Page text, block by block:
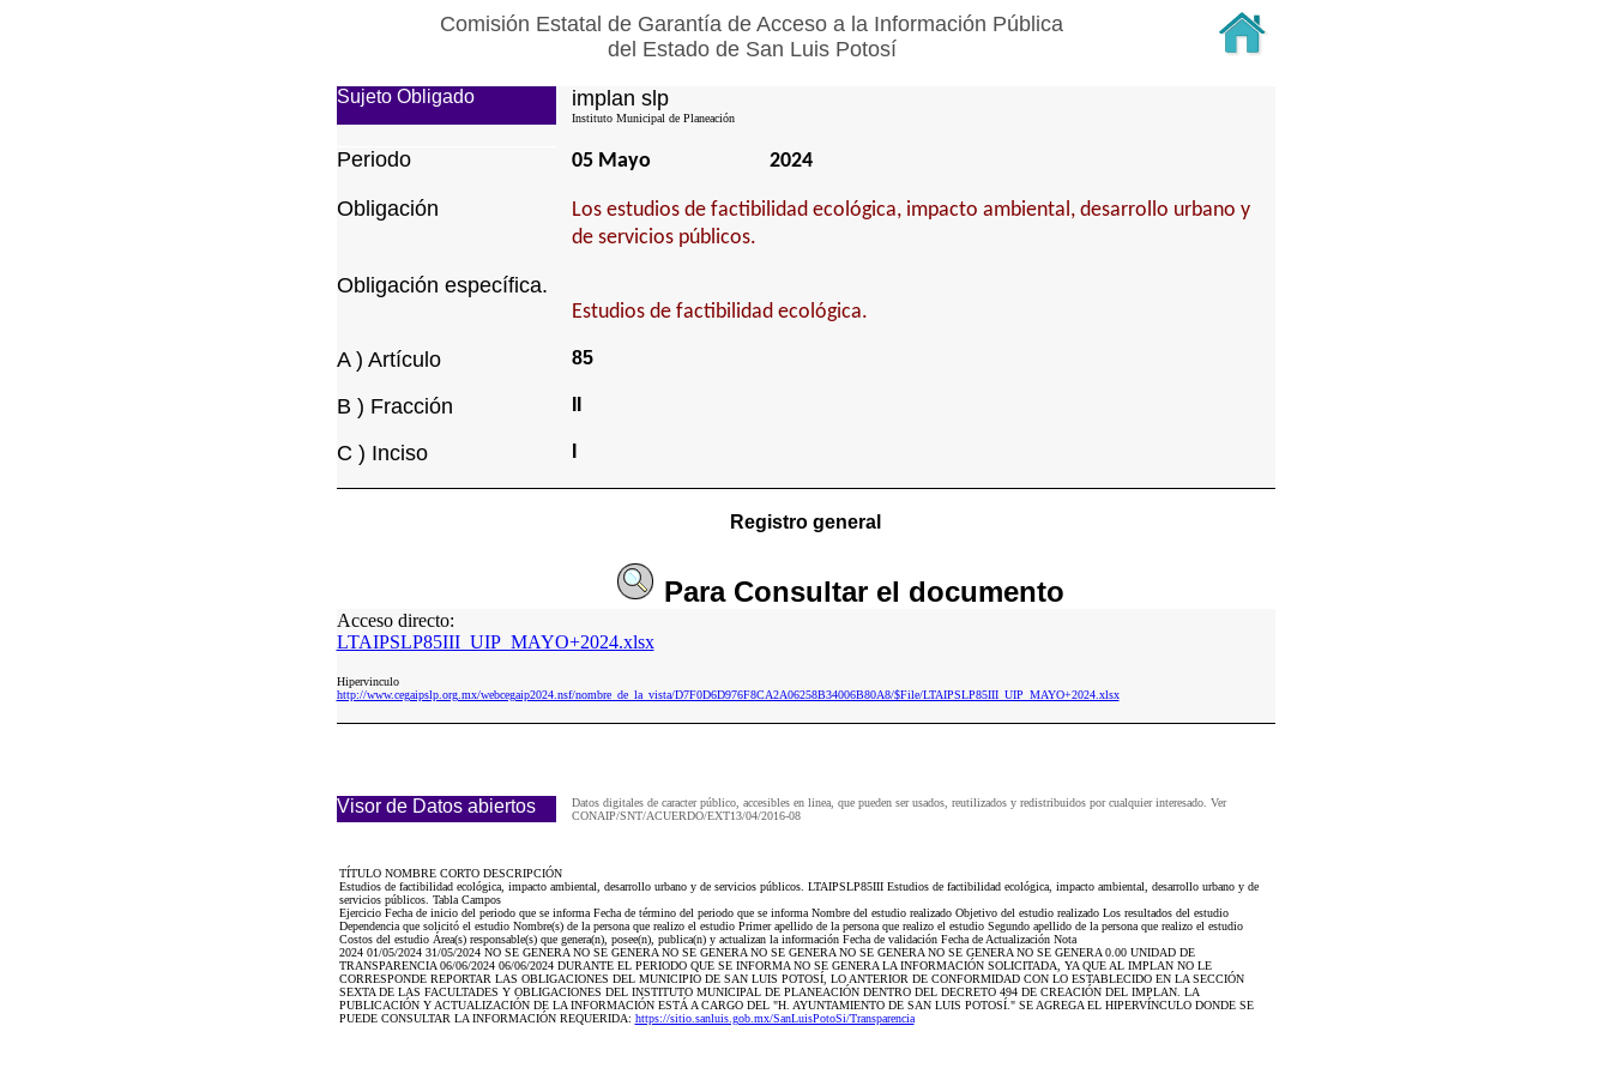
Comisión Estatal de Garantía de Acceso a la Información Pública
del Estado de San Luis Potosí
Sujeto Obligado implan slp
Instituto Municipal de Planeación
Periodo 05 Mayo 2024
Obligación
Los estudios de factibilidad ecológica, impacto ambiental, desarrollo urbano y
de servicios públicos.
Obligación específica.
Estudios de factibilidad ecológica.
A ) Artículo 85
B ) Fracción
C ) Inciso
Registro general
Para Consultarel documento
Acceso directo:
LTAIPSLP85III_UIP_MAYO+2024.xlsx
Hipervinculo
http://www.cegaipslp.org.mx/webcegaip2024.nsf/nombre_de_la_vista/D7F0D6D976F8CA2A06258B34006B80A8/$File/LTAIPSLP85III_UIP_MAYO+2024.xlsx
Visor de Datos abiertos
Datos digitales de caracter público, accesibles en linea, que pueden ser usados, reutilizados y redistribuidos por cualquier interesado. Ver
CONAIP/SNT/ACUERDO/EXT13/04/2016-08
TÍTULO NOMBRE CORTO DESCRIPCIÓN
Estudios de factibilidad ecológica, impacto ambiental, desarrollo urbano y de servicios públicos. LTAIPSLP85III Estudios de factibilidad ecológica, impacto ambiental, desarrollo urbano y de
servicios públicos. Tabla Campos
Ejercicio Fecha de inicio del periodo que se informa Fecha de término del periodo que se informa Nombre del estudio realizado Objetivo del estudio realizado Los resultados del estudio
Dependencia que solicitó el estudio Nombre(s) de la persona que realizo el estudio Primer apellido de la persona que realizo el estudio Segundo apellido de la persona que realizo el estudio
Costos del estudio Área(s) responsable(s) que genera(n), posee(n), publica(n) y actualizan la información Fecha de validación Fecha de Actualización Nota
2024 01/05/2024 31/05/2024 NO SE GENERA NO SE GENERA NO SE GENERA NO SE GENERA NO SE GENERA NO SE GENERA NO SE GENERA 0.00 UNIDAD DE
TRANSPARENCIA 06/06/2024 06/06/2024 DURANTE EL PERIODO QUE SE INFORMA NO SE GENERA LA INFORMACIÓN SOLICITADA, YA QUE AL IMPLAN NO LE
CORRESPONDE REPORTAR LAS OBLIGACIONES DEL MUNICIPIO DE SAN LUIS POTOSÍ, LO ANTERIOR DE CONFORMIDAD CON LO ESTABLECIDO EN LA SECCIÓN
SEXTA DE LAS FACULTADES Y OBLIGACIONES DEL INSTITUTO MUNICIPAL DE PLANEACIÓN DENTRO DEL DECRETO 494 DE CREACIÓN DEL IMPLAN. LA
PUBLICACIÓN Y ACTUALIZACIÓN DE LA INFORMACIÓN ESTÁ A CARGO DEL "H. AYUNTAMIENTO DE SAN LUIS POTOSÍ." SE AGREGA EL HIPERVÍNCULO DONDE SE
PUEDE CONSULTAR LA INFORMACIÓN REQUERIDA: https://sitio.sanluis.gob.mx/SanLuisPotoSi/Transparencia